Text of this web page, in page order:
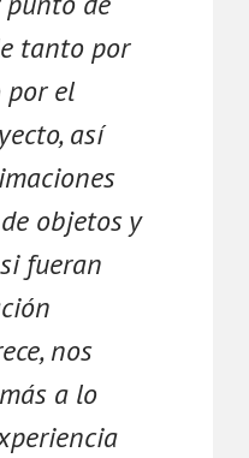
tanto por
por el
así
objetos y
fueran
nos
a lo